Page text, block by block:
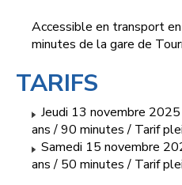
Accessible en transport
minutes de la gare de
TARIFS
Jeudi 13 novembre
ans / 90 minutes / Tarif
Samedi 15 novembre
ans / 50 minutes / Tarif